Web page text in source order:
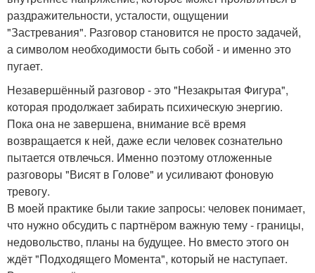
раздражительности, усталости, ощущении
"Застревания". Разговор становится не просто задачей,
а символом необходимости быть собой - и именно это
пугает.
Незавершённый разговор - это "Незакрытая Фигура",
которая продолжает забирать психическую энергию.
Пока она не завершена, внимание всё время
возвращается к ней, даже если человек сознательно
пытается отвлечься. Именно поэтому отложенные
разговоры "Висят в Голове" и усиливают фоновую
тревогу.
В моей практике были такие запросы: человек понимает,
что нужно обсудить с партнёром важную тему - границы,
недовольство, планы на будущее. Но вместо этого он
ждёт "Подходящего Момента", который не наступает.